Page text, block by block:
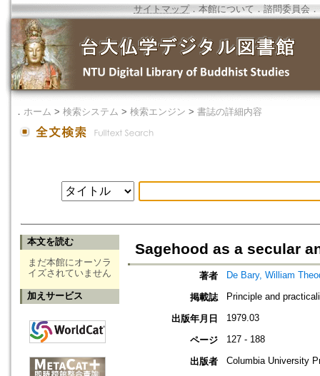
サイトマップ．本館について ． 諮問委員会 ．
． ホーム > 検索システム > 検索エンジン > 書誌の詳細内容
本文を読む
まだ本館にオーソラ
イズされていません
加えサービス
Sagehood as a secular
著者 De Bary, William
掲載誌 Principle and
出版年月日 1979.03
ページ 127 - 188
出版者 Columbia University